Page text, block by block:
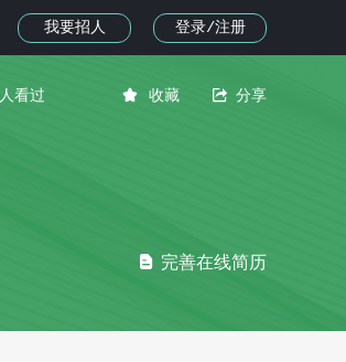
我要招人 登录/注册
人看过  收藏  分享
 完善在线简历